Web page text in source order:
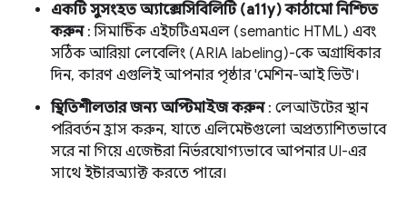
একটি সুসংহত অ্যাক্সেসিবিলিটি (a11y) কাঠামো নিশ্চিত
করুন: সিমান্টিক এইচটিএমএল (semantic HTML) এবং
সঠিক আরিয়া লেবেলিং (ARIA labeling)-কে অগ্রাধিকার
দিন, কারণ এগুলিই আপনার পৃষ্ঠার 'মেশিন-আই ভিউ'।
স্থিতিশীলতার জন্য অপ্টিমাইজ করুন: লেআউটের স্থান
পরিবর্তন হ্রাস করুন, যাতে এলিমেন্টগুলো অপ্রত্যাশিতভাবে
সরে না গিয়ে এজেন্টরা নির্ভরযোগ্যভাবে আপনার UI-এর
সাথে ইন্টারঅ্যাক্ট করতে পারে।